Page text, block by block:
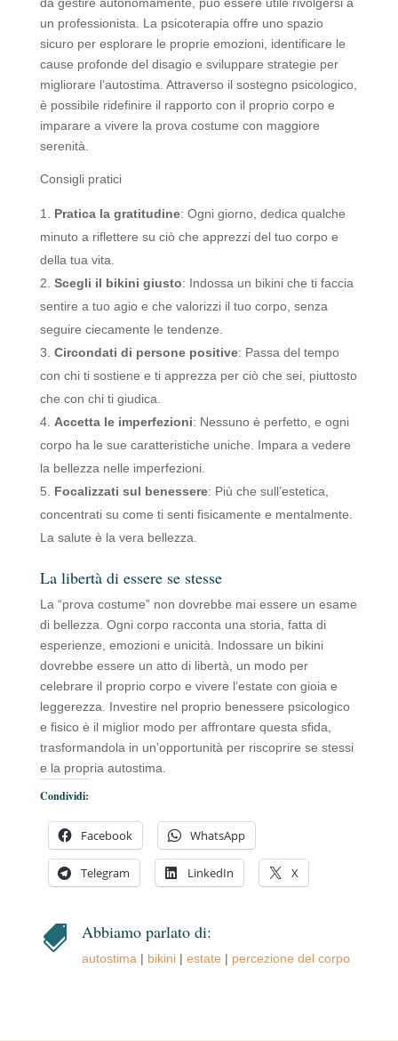
un professionista. La psicoterapia offre uno spazio
sicuro per esplorare le proprie emozioni, identificare le
cause profonde del disagio e sviluppare strategie per
migliorare l’autostima. Attraverso il sostegno psicologico,
è possibile ridefinire il rapporto con il proprio corpo e
imparare a vivere la prova costume con maggiore
serenità.
Consigli pratici
Pratica la gratitudine: Ogni giorno, dedica qualche
minuto a riflettere su ciò che apprezzi del tuo corpo e
della tua vita.
Scegli il bikini giusto: Indossa un bikini che ti faccia
sentire a tuo agio e che valorizzi il tuo corpo, senza
seguire ciecamente le tendenze.
Circondati di persone positive: Passa del tempo
con chi ti sostiene e ti apprezza per ciò che sei, piuttosto
che con chi ti giudica.
Accetta le imperfezioni: Nessuno è perfetto, e ogni
corpo ha le sue caratteristiche uniche. Impara a vedere
la bellezza nelle imperfezioni.
Focalizzati sul benessere: Più che sull’estetica,
concentrati su come ti senti fisicamente e mentalmente.
La salute è la vera bellezza.
La libertà di essere se stesse
La “prova costume” non dovrebbe mai essere un esame
di bellezza. Ogni corpo racconta una storia, fatta di
esperienze, emozioni e unicità. Indossare un bikini
dovrebbe essere un atto di libertà, un modo per
celebrare il proprio corpo e vivere l’estate con gioia e
leggerezza. Investire nel proprio benessere psicologico
e fisico è il miglior modo per affrontare questa sfida,
trasformandola in un’opportunità per riscoprire se stessi
e la propria autostima.
Condividi:
Facebook WhatsApp
Telegram LinkedIn X
 Abbiamo parlato di:
autostima | bikini| estate | percezione del corpo